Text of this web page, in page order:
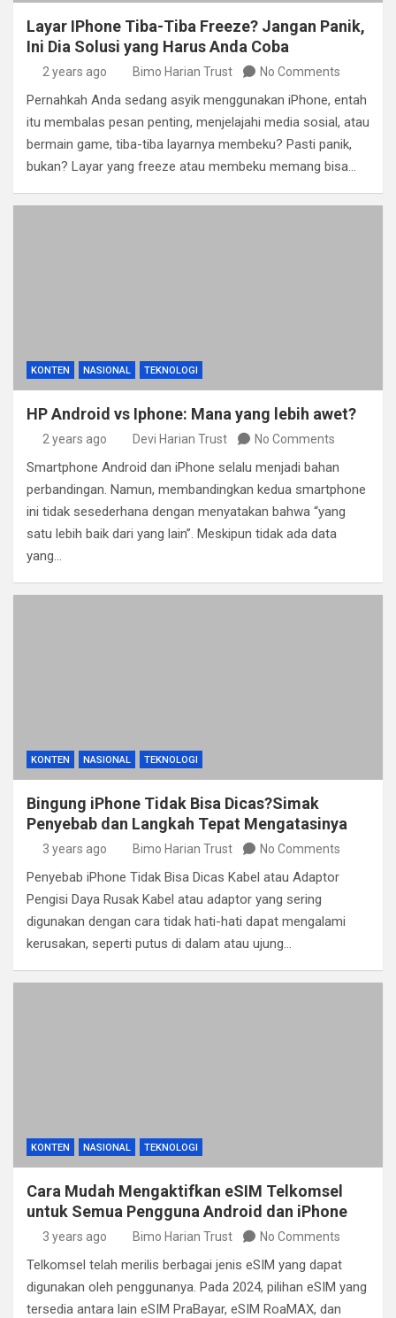
Layar IPhone Tiba-Tiba Freeze? Jangan Panik,
Ini Dia Solusi yang Harus Anda Coba
2 years ago Bimo Harian Trust No Comments
Pernahkah Anda sedang asyik menggunakan iPhone, entah
itu membalas pesan penting, menjelajahi media sosial, atau
bermain game, tiba-tiba layarnya membeku? Pasti panik,
bukan? Layar yang freeze atau membeku memang bisa…
KONTEN NASIONAL TEKNOLOGI
HP Android vs Iphone: Mana yang lebih awet?
2 years ago Devi Harian Trust No Comments
Smartphone Android dan iPhone selalu menjadi bahan
perbandingan. Namun, membandingkan kedua smartphone
ini tidak sesederhana dengan menyatakan bahwa “yang
satu lebih baik dari yang lain”. Meskipun tidak ada data
yang…
KONTEN NASIONAL TEKNOLOGI
Bingung iPhone Tidak Bisa Dicas?Simak
Penyebab dan Langkah Tepat Mengatasinya
3 years ago Bimo Harian Trust No Comments
Penyebab iPhone Tidak Bisa Dicas Kabel atau Adaptor
Pengisi Daya Rusak Kabel atau adaptor yang sering
digunakan dengan cara tidak hati-hati dapat mengalami
kerusakan, seperti putus di dalam atau ujung…
KONTEN NASIONAL TEKNOLOGI
Cara Mudah Mengaktifkan eSIM Telkomsel
untuk Semua Pengguna Android dan iPhone
3 years ago Bimo Harian Trust No Comments
Telkomsel telah merilis berbagai jenis eSIM yang dapat
digunakan oleh penggunanya. Pada 2024, pilihan eSIM yang
tersedia antara lain eSIM PraBayar, eSIM RoaMAX, dan